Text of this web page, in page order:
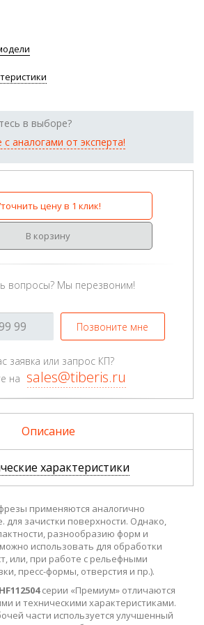
в выборе?
с аналогами от эксперта!
цену в 1 клик!
В корзину
вопросы? Мы перезвоним!
Позвоните мне
заявка или запрос КП?
на sales@tiberis.ru
Описание
характеристики
применяются аналогично
для зачистки поверхности. Однако,
разнообразию форм и
использовать для обработки
или, при работе с рельефными
пресс-формы, отверстия и пр.).
серии «Премиум» отличаются
и техническими характеристиками.
части используется улучшенный